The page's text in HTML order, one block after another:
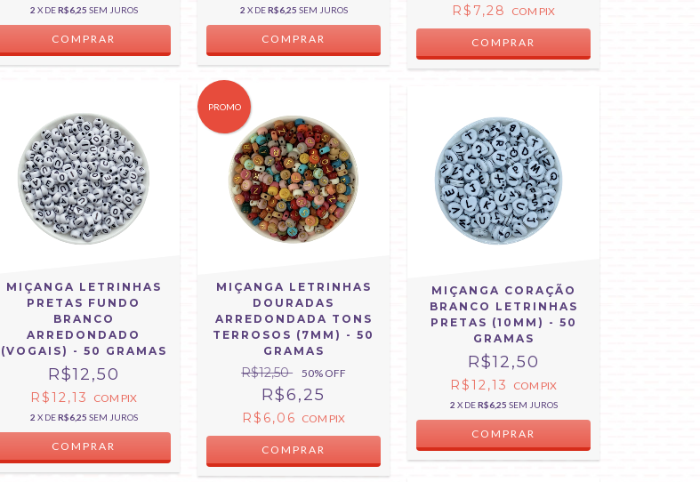
2 X DER$6,25 SEM JUROS 2 X DER$6,25 SEM JUROS R$7,28 COM PIX
MIÇANGA LETRINHAS
PRETAS FUNDO
BRANCO
ARREDONDADO
(VOGAIS) - 50 GRAMAS
R$12,50
R$12,13 COM PIX
2 X DER$6,25 SEM JUROS
PROMO
MIÇANGA LETRINHAS
DOURADAS
ARREDONDADA TONS
TERROSOS (7MM) - 50
GRAMAS
R$12,50 50% OFF
R$6,25
R$6,06 COM PIX
MIÇANGA CORAÇÃO
BRANCO LETRINHAS
PRETAS (10MM) - 50
GRAMAS
R$12,50
R$12,13 COM PIX
2 X DER$6,25 SEM JUROS